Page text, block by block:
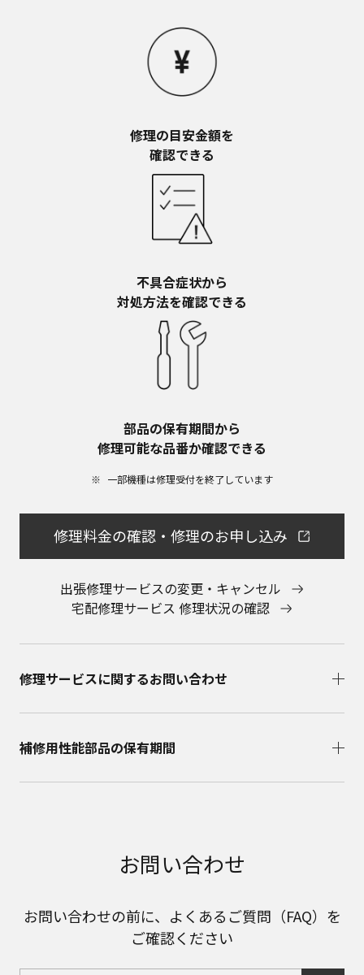
会社に直接お問い合わせください。
本ウェブサイトのサービスに係わる損害の免責
本ウェブサイトのサービスの利用、または利用できな
かったことにより万一損害（データの破損・業務の中
断・営業情報の損失などによる損害を含む）が生じ、
の可能性があることについてあらかじめ知らされた場
合でも、当社は一切責任を負いませんことをご了承く
本ウェブサイトのサービスの中止、変更など
本ウェブサイトのサービスは予告なく中止、または内
容や条件を変更する場合があります。あらかじめご了
取扱説明書は、商品をご購入いただいたお客様のため
の資料です。本ウェブサイトに公開されている取扱説
明書について、ご購入のお客様以外からのお問い合わ
せにはお応えできない場合がありますことを、ご了承
修理の目安金額を​
確認できる
不具合症状から​
対処方法を確認できる
部品の保有期間から​
修理可能な品番か確認できる
一部機種は修理受付を終了しています​
修理料金の確認・修理のお申し込み
出張修理サービスの変更・キャンセル
宅配修理サービス 修理状況の確認
修理サービスに関するお問い合わせ​
補修用性能部品の保有期間​
お問い合わせ
お問い合わせの前に、よくあるご質問（FAQ）を
ご確認ください